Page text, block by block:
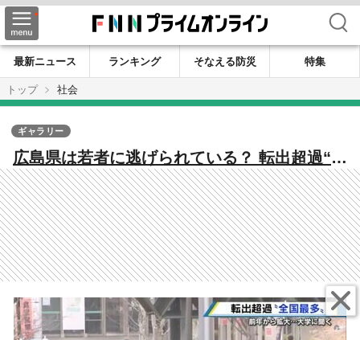
検索
最新ニュース ランキング そなえる防災
特集
トップ
社会
広島県は若者に逃げられている？ 転出超過“3
年連続ワースト1位” 専門家「完全に時代遅
れ、県は反省して」
ギャラリー